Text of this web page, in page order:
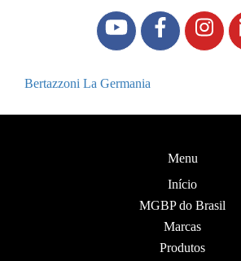
Bertazzoni La Germania
Menu
Início
MGBP do Brasil
Marcas
Produtos